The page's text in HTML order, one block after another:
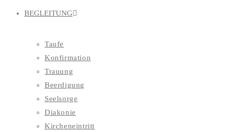
BEGLEITUNG
Taufe
Konfirmation
Trauung
Beerdigung
Seelsorge
Diakonie
Kircheneintritt